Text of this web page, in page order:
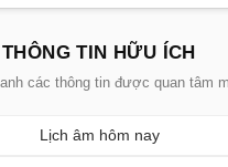
THÔNG TIN HỮU ÍCH
các thông tin được quan tâm
Lịch âm hôm nay